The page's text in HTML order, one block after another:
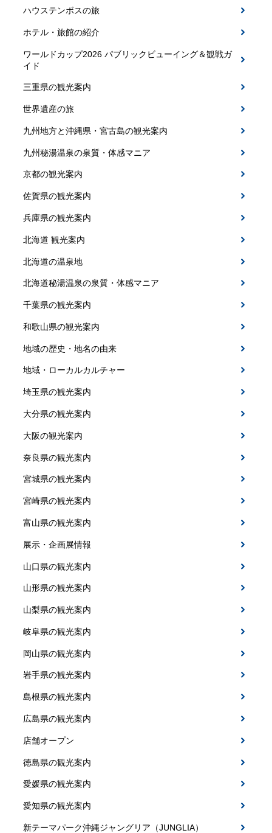
ハウステンボスの旅
ホテル・旅館の紹介
ワールドカップ2026 パブリックビューイング＆観戦ガ
イド
三重県の観光案内
世界遺産の旅
九州地方と沖縄県・宮古島の観光案内
九州秘湯温泉の泉質・体感マニア
京都の観光案内
佐賀県の観光案内
兵庫県の観光案内
北海道 観光案内
北海道の温泉地
北海道秘湯温泉の泉質・体感マニア
千葉県の観光案内
和歌山県の観光案内
地域の歴史・地名の由来
地域・ローカルカルチャー
埼玉県の観光案内
大分県の観光案内
大阪の観光案内
奈良県の観光案内
宮城県の観光案内
宮崎県の観光案内
富山県の観光案内
展示・企画展情報
山口県の観光案内
山形県の観光案内
山梨県の観光案内
岐阜県の観光案内
岡山県の観光案内
岩手県の観光案内
島根県の観光案内
広島県の観光案内
店舗オープン
徳島県の観光案内
愛媛県の観光案内
愛知県の観光案内
新テーマパーク沖縄ジャングリア（JUNGLIA）